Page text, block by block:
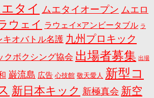
タイ ムエタイオープン ムエロ
ウェイ ラウェイ×アンビータブル ラ
キオバトル名護 九州プロキック
クボクシング協会 出場者募集 出場
巌流島 広告 心技館 敬天愛人 新型コ
新日本キック 新極真会 新空